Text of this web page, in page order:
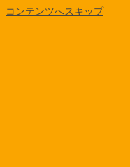
コンテンツへスキップ